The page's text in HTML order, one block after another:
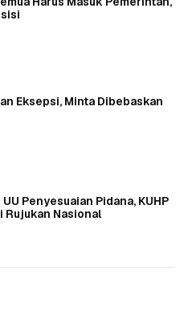
Eksepsi, Minta Dibebaskan
Penyesuaian Pidana, KUHP
Rujukan Nasional